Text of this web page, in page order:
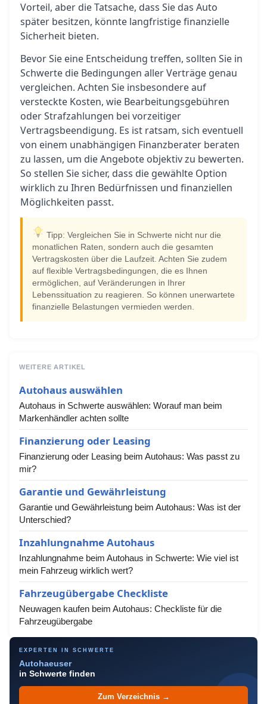
Vorteil, aber die Tatsache, dass Sie das Auto
später besitzen, könnte langfristige finanzielle
Sicherheit bieten.
Bevor Sie eine Entscheidung treffen, sollten Sie in
Schwerte die Bedingungen aller Verträge genau
vergleichen. Achten Sie insbesondere auf
versteckte Kosten, wie Bearbeitungsgebühren
oder Strafzahlungen bei vorzeitiger
Vertragsbeendigung. Es ist ratsam, sich eventuell
von einem unabhängigen Finanzberater beraten
zu lassen, um die Angebote objektiv zu bewerten.
So stellen Sie sicher, dass die gewählte Option
wirklich zu Ihren Bedürfnissen und finanziellen
Möglichkeiten passt.
Tipp: Vergleichen Sie in Schwerte nicht nur die
monatlichen Raten, sondern auch die gesamten
Vertragskosten über die Laufzeit. Achten Sie zudem
auf flexible Vertragsbedingungen, die es Ihnen
ermöglichen, auf Veränderungen in Ihrer
Lebenssituation zu reagieren. So können unerwartete
finanzielle Belastungen vermieden werden.
WEITERE ARTIKEL
Autohaus auswählen
Autohaus in Schwerte auswählen: Worauf man beim
Markenhändler achten sollte
Finanzierung oder Leasing
Finanzierung oder Leasing beim Autohaus: Was passt zu
mir?
Garantie und Gewährleistung
Garantie und Gewährleistung beim Autohaus: Was ist der
Unterschied?
Inzahlungnahme Autohaus
Inzahlungnahme beim Autohaus in Schwerte: Wie viel ist
mein Fahrzeug wirklich wert?
Fahrzeugübergabe Checkliste
Neuwagen kaufen beim Autohaus: Checkliste für die
Fahrzeugübergabe
EXPERTEN IN SCHWERTE
Autohaeuser
in Schwerte finden
Zum Verzeichnis →